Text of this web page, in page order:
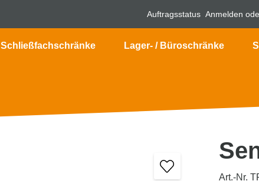
Auftragsstatus Anmelden
Schließfachschränke Lager- / Büroschränke
Art.-Nr.